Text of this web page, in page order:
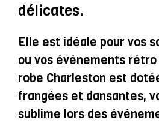
délicates.
Elle est idéale pour vos
ou vos événements
robe Charleston est
frangées et dansantes,
sublime lors des